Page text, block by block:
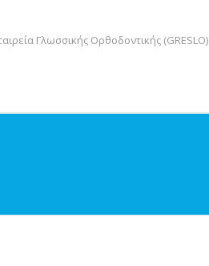
Γλωσσικής Ορθοδοντικής (GRESLO)